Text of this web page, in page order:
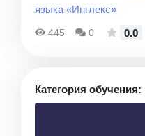
языка «Инглекс»
445 0 0.0
Категория обучения: